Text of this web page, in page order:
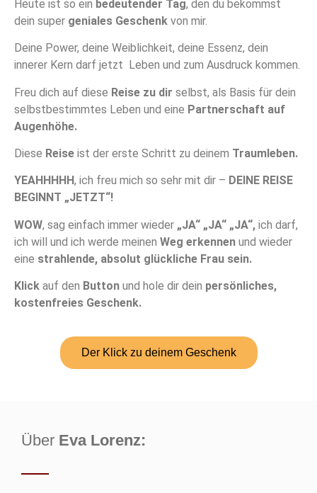
Heute ist so ein bedeutender Tag, den du bekommst
dein super geniales Geschenk von mir.
Deine Power, deine Weiblichkeit, deine Essenz, dein
innerer Kern darf jetzt Leben und zum Ausdruck kommen.
Freu dich auf diese Reise zu dir selbst, als Basis für dein
selbstbestimmtes Leben und eine Partnerschaft auf
Augenhöhe.
Diese Reise ist der erste Schritt zu deinem Traumleben.
YEAHHHHH, ich freu mich so sehr mit dir – DEINE REISE
BEGINNT „JETZT“!
WOW, sag einfach immer wieder „JA“ „JA“ „JA“, ich darf,
ich will und ich werde meinen Weg erkennen und wieder
eine strahlende, absolut glückliche Frau sein.
Klick auf den Button und hole dir dein persönliches,
kostenfreies Geschenk.
Der Klick zu deinem Geschenk
Über Eva Lorenz: